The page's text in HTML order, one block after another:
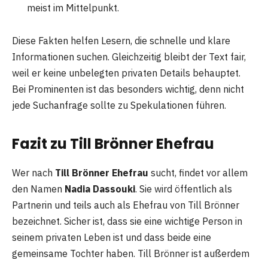
meist im Mittelpunkt.
Diese Fakten helfen Lesern, die schnelle und klare
Informationen suchen. Gleichzeitig bleibt der Text fair,
weil er keine unbelegten privaten Details behauptet.
Bei Prominenten ist das besonders wichtig, denn nicht
jede Suchanfrage sollte zu Spekulationen führen.
Fazit zu Till Brönner Ehefrau
Wer nach Till Brönner Ehefrau sucht, findet vor allem
den Namen Nadia Dassouki. Sie wird öffentlich als
Partnerin und teils auch als Ehefrau von Till Brönner
bezeichnet. Sicher ist, dass sie eine wichtige Person in
seinem privaten Leben ist und dass beide eine
gemeinsame Tochter haben. Till Brönner ist außerdem